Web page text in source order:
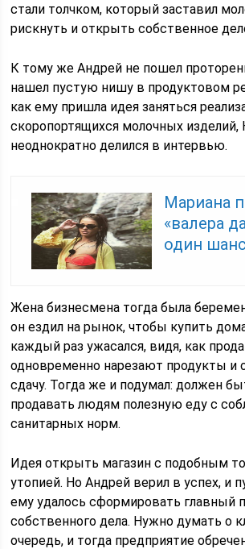
стали толчком, который заставил
рискнуть и открыть собственное
К тому же Андрей не пошел
нашел пустую нишу в продуктовом
как ему пришла идея заняться
скоропортящихся молочных изделий,
неоднократно делился в интервью.
Мариана
«валера
один
Жена бизнесмена тогда была
он ездил на рынок, чтобы купить
каждый раз ужасался, видя, как
одновременно нарезают продукты и
сдачу. Тогда же и подумал: должен
продавать людям полезную еду с
санитарных норм.
Идея открыть магазин с подобным
утопией. Но Андрей верил в успех, и
ему удалось сформировать главный
собственного дела. Нужно думать о
очередь, и тогда предприятие